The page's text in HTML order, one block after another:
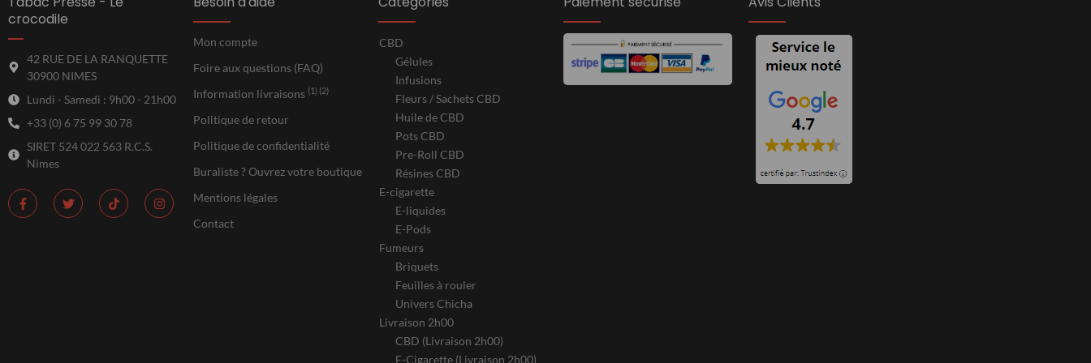
crocodile
42 RUE DE LA RANQUETTE
30900 NIMES
Lundi - Samedi : 9h00 - 21h00
+33 (0) 6 75 99 30 78
SIRET 524 022 563 R.C.S.
Nimes
Mon compte
Foire aux questions (FAQ)
Information livraisons (1) (2)
Politique de retour
Politique de confidentialité
Buraliste ? Ouvrez votre boutique
Mentions légales
Contact
CBD
Gélules
Infusions
Fleurs / Sachets CBD
Huile de CBD
Pots CBD
Pre-Roll CBD
Résines CBD
E-cigarette
E-liquides
E-Pods
Fumeurs
Briquets
Feuilles à rouler
Univers Chicha
Livraison 2h00
CBD (Livraison 2h00)
E-Cigarette (Livraison 2h00)